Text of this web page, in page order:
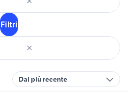
Filtri
Dal più recente